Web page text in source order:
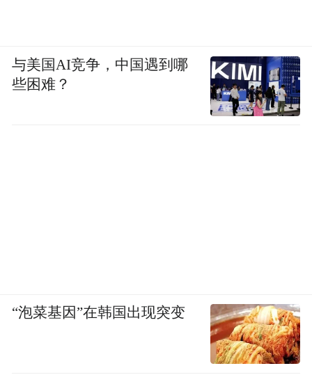
与美国AI竞争，中国遇到哪
些困难？
“泡菜基因”在韩国出现突变